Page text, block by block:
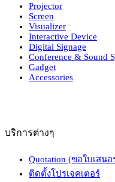
Projector
Screen
Visualizer
Interactive Device
Digital Signage
Conference & Sound
Gadget
Accessories
บริการต่างๆ
Quotation (ขอใบเสนอ
ติดตั้งโปรเจคเตอร์